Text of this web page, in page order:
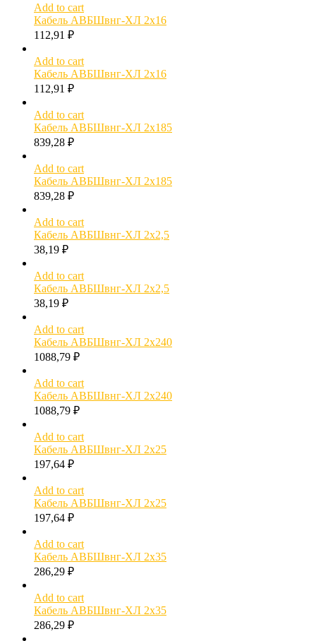
Add to cart
Кабель АВБШвнг-ХЛ 2х16
112,91 ₽
Add to cart
Кабель АВБШвнг-ХЛ 2х16
112,91 ₽
Add to cart
Кабель АВБШвнг-ХЛ 2х185
839,28 ₽
Add to cart
Кабель АВБШвнг-ХЛ 2х185
839,28 ₽
Add to cart
Кабель АВБШвнг-ХЛ 2х2,5
38,19 ₽
Add to cart
Кабель АВБШвнг-ХЛ 2х2,5
38,19 ₽
Add to cart
Кабель АВБШвнг-ХЛ 2х240
1088,79 ₽
Add to cart
Кабель АВБШвнг-ХЛ 2х240
1088,79 ₽
Add to cart
Кабель АВБШвнг-ХЛ 2х25
197,64 ₽
Add to cart
Кабель АВБШвнг-ХЛ 2х25
197,64 ₽
Add to cart
Кабель АВБШвнг-ХЛ 2х35
286,29 ₽
Add to cart
Кабель АВБШвнг-ХЛ 2х35
286,29 ₽